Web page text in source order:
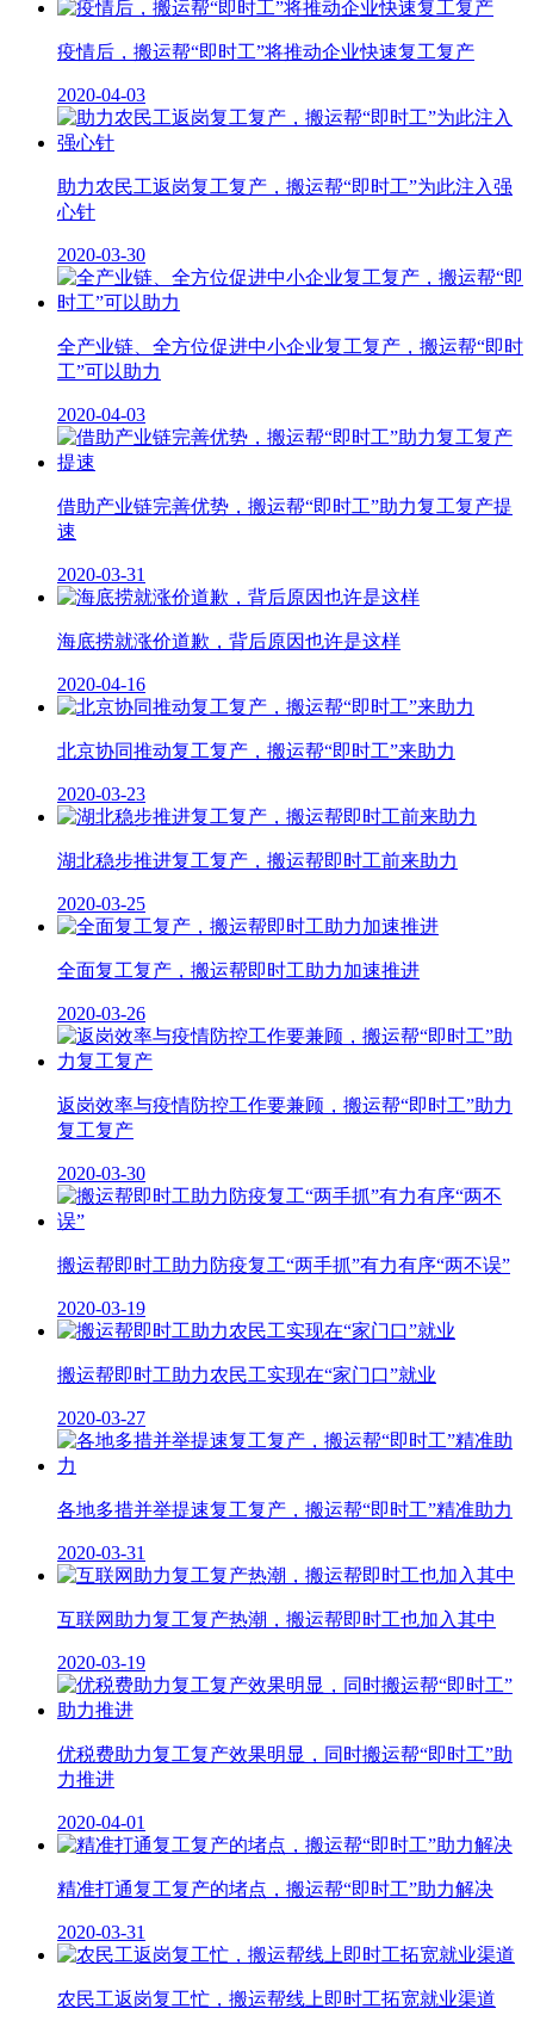
疫情后，搬运帮“即时工”将推动企业快速复工复产
2020-04-03
助力农民工返岗复工复产，搬运帮“即时工”为此注入强
心针
2020-03-30
全产业链、全方位促进中小企业复工复产，搬运帮“即时
工”可以助力
2020-04-03
借助产业链完善优势，搬运帮“即时工”助力复工复产提
速
2020-03-31
海底捞就涨价道歉，背后原因也许是这样
2020-04-16
北京协同推动复工复产，搬运帮“即时工”来助力
2020-03-23
湖北稳步推进复工复产，搬运帮即时工前来助力
2020-03-25
全面复工复产，搬运帮即时工助力加速推进
2020-03-26
返岗效率与疫情防控工作要兼顾，搬运帮“即时工”助力
复工复产
2020-03-30
搬运帮即时工助力防疫复工“两手抓”有力有序“两不误”
2020-03-19
搬运帮即时工助力农民工实现在“家门口”就业
2020-03-27
各地多措并举提速复工复产，搬运帮“即时工”精准助力
2020-03-31
互联网助力复工复产热潮，搬运帮即时工也加入其中
2020-03-19
优税费助力复工复产效果明显，同时搬运帮“即时工”助
力推进
2020-04-01
精准打通复工复产的堵点，搬运帮“即时工”助力解决
2020-03-31
农民工返岗复工忙，搬运帮线上即时工拓宽就业渠道